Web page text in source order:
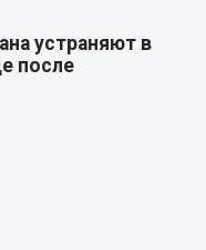
устраняют в
после